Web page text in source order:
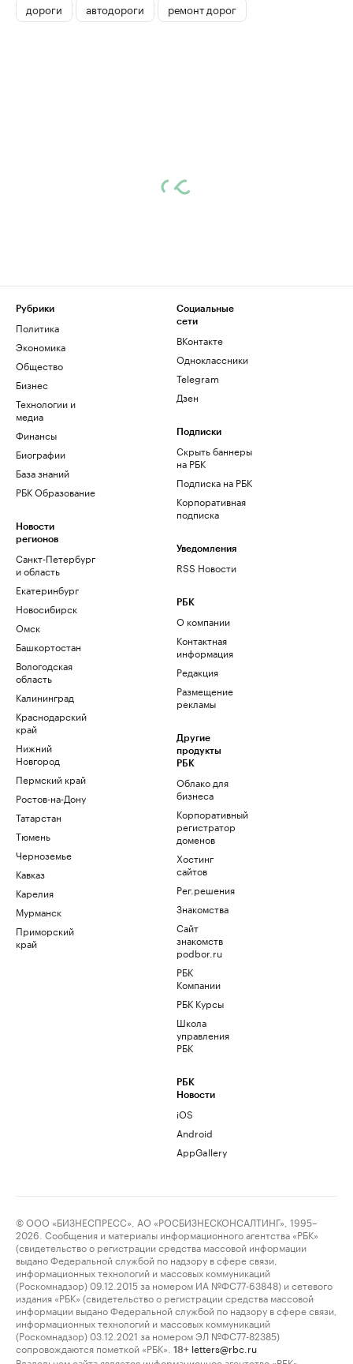
дороги автодороги ремонт дорог
Рубрики
Политика
Экономика
Общество
Бизнес
Технологии и
медиа
Финансы
Биографии
База знаний
РБК Образование
Новости
регионов
Санкт-Петербург
и область
Екатеринбург
Новосибирск
Омск
Башкортостан
Вологодская
область
Калининград
Краснодарский
край
Нижний
Новгород
Пермский край
Ростов-на-Дону
Татарстан
Тюмень
Черноземье
Кавказ
Карелия
Мурманск
Приморский
край
Социальные
сети
ВКонтакте
Одноклассники
Telegram
Дзен
Подписки
Скрыть баннеры
на РБК
Подписка на РБК
Корпоративная
подписка
Уведомления
RSS Новости
РБК
О компании
Контактная
информация
Редакция
Размещение
рекламы
Другие
продукты
РБК
Облако для
бизнеса
Корпоративный
регистратор
доменов
Хостинг
сайтов
Рег.решения
Знакомства
Сайт
знакомств
podbor.ru
РБК
Компании
РБК Курсы
Школа
управления
РБК
РБК
Новости
iOS
Android
AppGallery
© ООО «БИЗНЕСПРЕСС», АО «РОСБИЗНЕСКОНСАЛТИНГ», 1995–
2026. Сообщения и материалы информационного агентства «РБК»
(свидетельство о регистрации средства массовой информации
выдано Федеральной службой по надзору в сфере связи,
информационных технологий и массовых коммуникаций
(Роскомнадзор) 09.12.2015 за номером ИА №ФС77-63848) и сетевого
издания «РБК» (свидетельство о регистрации средства массовой
информации выдано Федеральной службой по надзору в сфере связи,
информационных технологий и массовых коммуникаций
(Роскомнадзор) 03.12.2021 за номером ЭЛ №ФС77-82385)
сопровождаются пометкой «РБК».
18+ letters@rbc.ru